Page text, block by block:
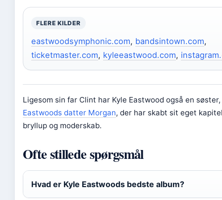
FLERE KILDER
eastwoodsymphonic.com, bandsintown.com,
ticketmaster.com, kyleeastwood.com,
Ligesom sin far Clint har Kyle Eastwood også en søster,
Eastwoods datter Morgan, der har skabt sit eget
bryllup og moderskab.
Ofte stillede spørgsmål
Hvad er Kyle Eastwoods bedste album?